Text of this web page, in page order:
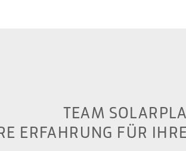
TEAM
ERFAHRUNG FÜR